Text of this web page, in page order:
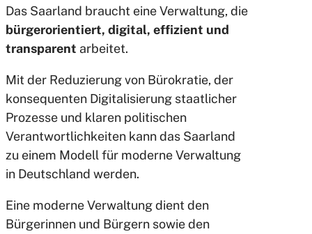
Das Saarland braucht eine Verwaltung, die
bürgerorientiert, digital, effizient und
transparent arbeitet.
Mit der Reduzierung von Bürokratie, der
konsequenten Digitalisierung staatlicher
Prozesse und klaren politischen
Verantwortlichkeiten kann das Saarland
zu einem Modell für moderne Verwaltung
in Deutschland werden.
Eine moderne Verwaltung dient den
Bürgerinnen und Bürgern sowie den